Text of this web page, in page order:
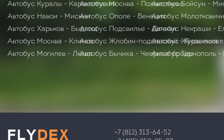
Автобус Куралы - Каракалпакия
Автобус Навои - Мискин
Автобус Харьков - Быдгощ
Автобус Москва - Климов
Автобус Могилев - Люща
Автобус Москва - Похвистнево
Автобус Ополе - Венеция
Автобус Подсвилье - Дачная
Автобус Жлобин-подольский - Янов-
Автобус Бычиха - Чеерные броды
Автобус Бойсун -
Автобус
Автобус Некраши -
Автобус Журавинка
Автобус Тернополь
+7 (812) 313-64-52